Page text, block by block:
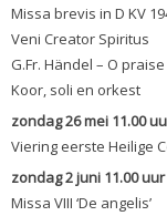
Missa brevis in D KV
Veni Creator Spiritus
G.Fr. Händel – O
Koor, soli en orkest
zondag 26 mei 11.00
Viering eerste Heilige
zondag 2 juni 11.00
Missa VIII ‘De angelis’